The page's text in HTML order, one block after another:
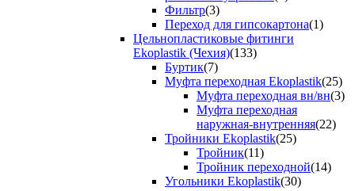
Фильтр(3)
Переход для гипсокартона(1)
Цельнопластиковые фитинги
Ekoplastik (Чехия)(133)
Буртик(7)
Муфта переходная Ekoplastik(25)
Муфта переходная вн/вн(3)
Муфта переходная
наружная-внутренняя(22)
Тройники Ekoplastik(25)
Тройник(11)
Тройник переходной(14)
Угольники Ekoplastik(30)